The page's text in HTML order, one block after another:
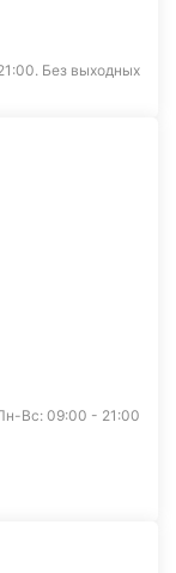
Без выходных
Вс: 09:00 - 21:00